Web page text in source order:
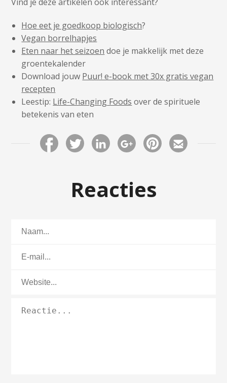
Hoe eet je goedkoop biologisch?
Vegan borrelhapjes
Eten naar het seizoen doe je makkelijk met deze
groentekalender
Download jouw Puur! e-book met 30x gratis vegan
recepten
Leestip: Life-Changing Foods over de spirituele
betekenis van eten
Reacties